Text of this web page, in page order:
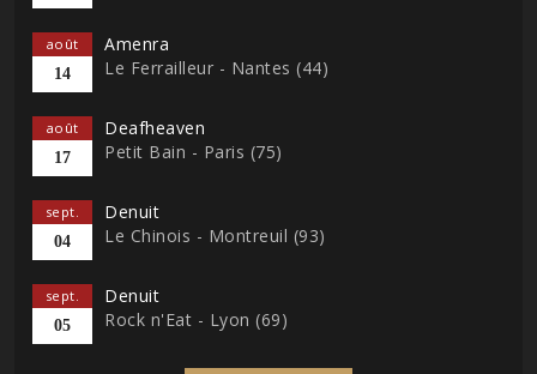
août
14
Amenra
Le Ferrailleur - Nantes (44)
août
17
Deafheaven
Petit Bain - Paris (75)
sept.
04
Denuit
Le Chinois - Montreuil (93)
sept.
05
Denuit
Rock n'Eat - Lyon (69)